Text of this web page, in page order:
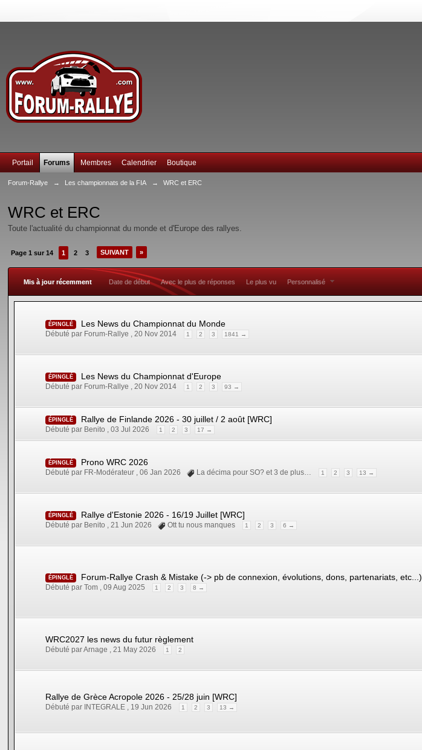
Portail Forums Membres Calendrier Boutique
Forum-Rallye → Les championnats de la FIA → WRC et ERC
WRC et ERC
Toute l'actualité du championnat du monde et d'Europe des rallyes.
Page 1 sur 14 1 2 3 SUIVANT »
Mis à jour récemment Date de début Avec le plus de réponses Le plus vu Personnalisé
ÉPINGLÉ Les News du Championnat du Monde
Débuté par Forum-Rallye ,20 Nov 2014 1 2 3 1841 →
ÉPINGLÉ Les News du Championnat d'Europe
Débuté par Forum-Rallye ,20 Nov 2014 1 2 3 93 →
ÉPINGLÉ Rallye de Finlande 2026 - 30 juillet / 2 août [WRC]
Débuté par Benito ,03 Jul 2026 1 2 3 17 →
ÉPINGLÉ Prono WRC 2026
Débuté par FR-Modérateur ,06 Jan 2026 La décima pour SO? et 3 de plus… 1 2 3 13 →
ÉPINGLÉ Rallye d'Estonie 2026 - 16/19 Juillet [WRC]
Débuté par Benito ,21 Jun 2026 Ott tu nous manques 1 2 3 6 →
ÉPINGLÉ Forum-Rallye Crash & Mistake (-> pb de connexion, évolutions, dons, partenariats, etc...)
Débuté par Tom ,09 Aug 2025 1 2 3 8 →
WRC2027 les news du futur règlement
Débuté par Arnage ,21 May 2026 1 2
Rallye de Grèce Acropole 2026 - 25/28 juin [WRC]
Débuté par INTEGRALE , 19 Jun 2026 1 2 3 13 →